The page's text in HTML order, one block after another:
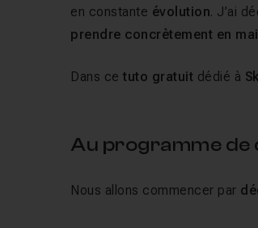
en constante évolution. J’ai
prendre concrètement en
Dans ce tuto gratuit dédié à
Au programme
Nous allons commencer par